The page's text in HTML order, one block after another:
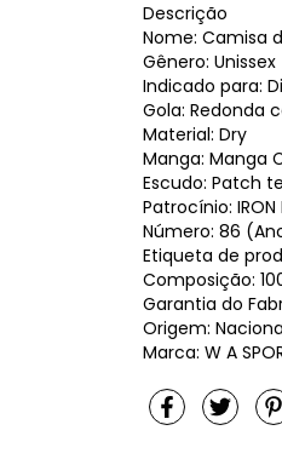
Descrição
Nome: Camisa
Gênero: Unissex
Indicado para:
Gola: Redonda
Material: Dry
Manga: Manga
Escudo: Patch
Patrocínio:
Número: 86
Etiqueta de
Composição:
Garantia do
Origem:
Marca: W A